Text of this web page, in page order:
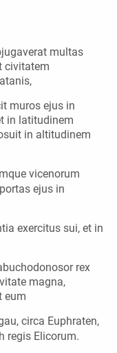
multas
civitatem
muros ejus in
in latitudinem
in altitudinem
vicenorum
ejus in
exercitus sui, et in
rex
magna,
eum
circa Euphraten,
regis Elicorum.